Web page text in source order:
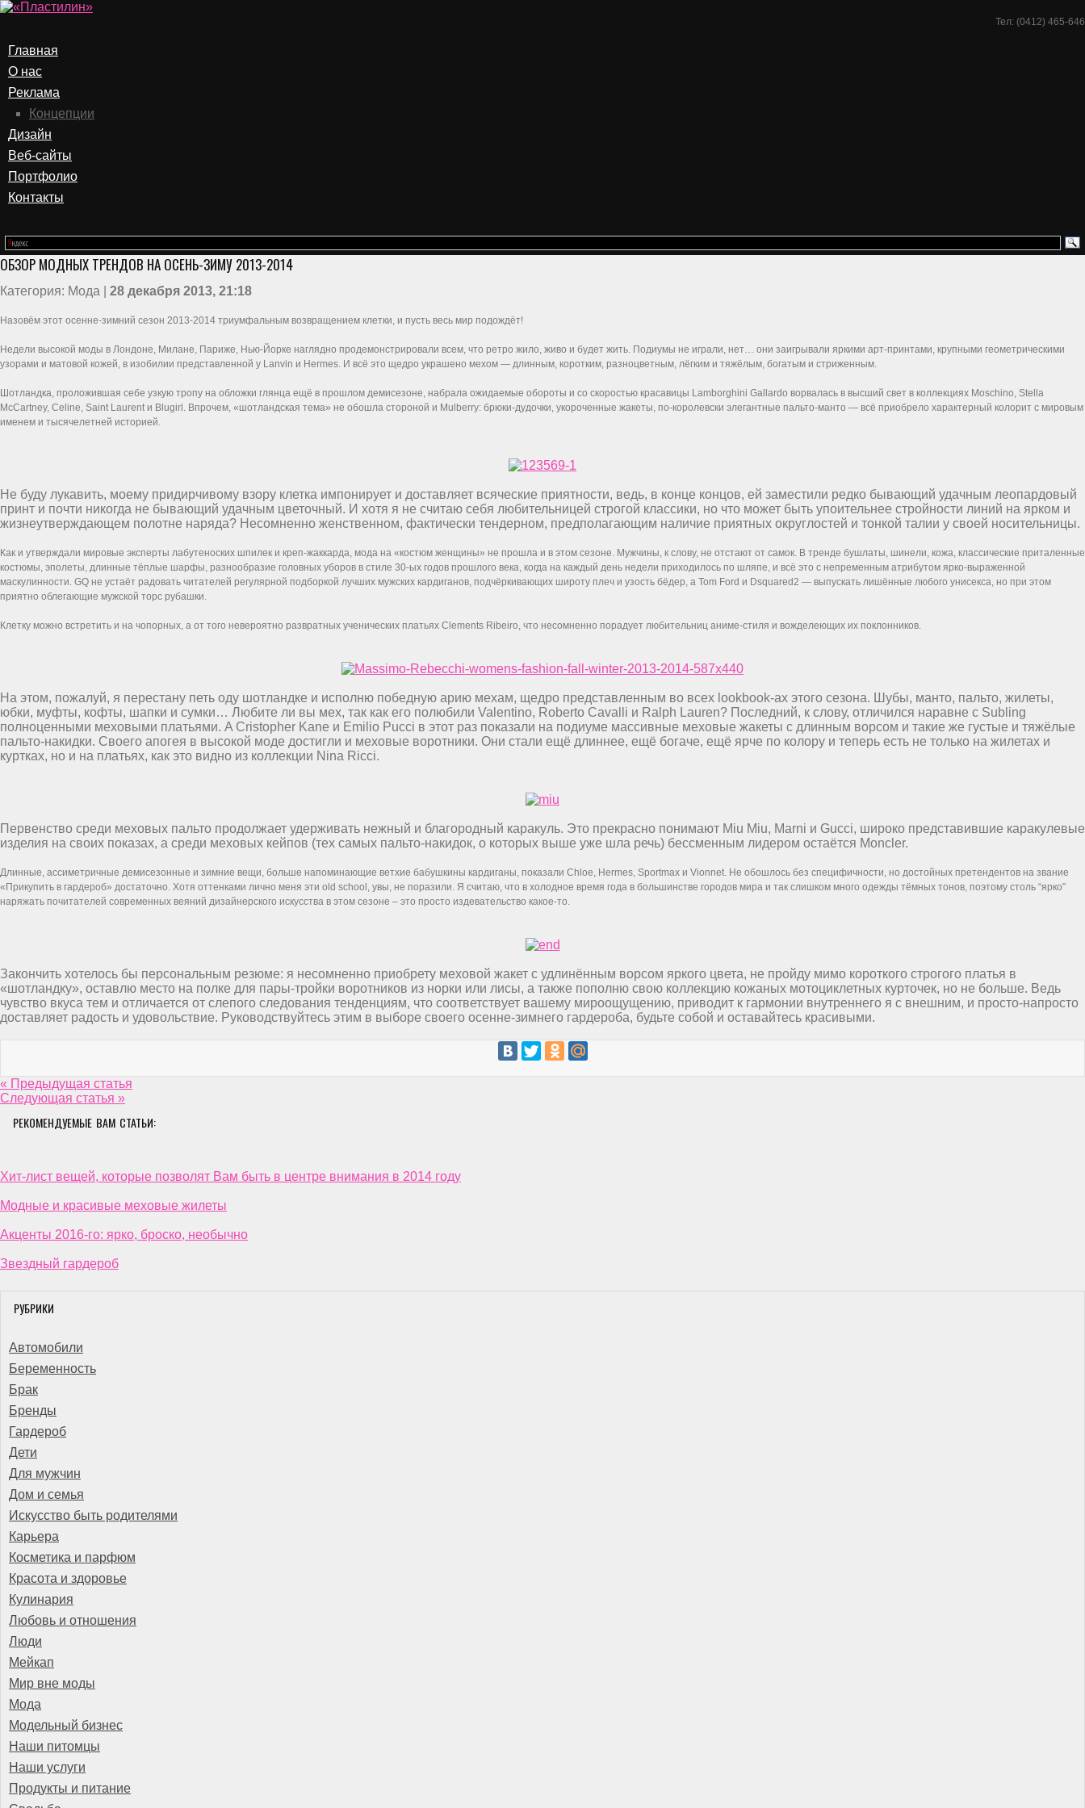
Тел: (0412) 465-646
Главная
О нас
Реклама
Концепции
Дизайн
Веб-сайты
Портфолио
Контакты
ОБЗОР МОДНЫХ ТРЕНДОВ НА ОСЕНЬ-ЗИМУ 2013-2014
Категория: Мода | 28 декабря 2013, 21:18
Назовём этот осенне-зимний сезон 2013-2014 триумфальным возвращением клетки, и пусть весь мир подождёт!
Недели высокой моды в Лондоне, Милане, Париже, Нью-Йорке наглядно продемонстрировали всем, что ретро жило, живо и будет жить. Подиумы не играли, нет… они заигрывали яркими арт-принтами, крупными геометрическими
узорами и матовой кожей, в изобилии представленной у Lanvin и Hermes. И всё это щедро украшено мехом — длинным, коротким, разноцветным, лёгким и тяжёлым, богатым и стриженным.
Шотландка, проложившая себе узкую тропу на обложки глянца ещё в прошлом демисезоне, набрала ожидаемые обороты и со скоростью красавицы Lamborghini Gallardo ворвалась в высший свет в коллекциях Moschino, Stella
McCartney, Celine, Saint Laurent и Blugirl. Впрочем, «шотландская тема» не обошла стороной и Mulberry: брюки-дудочки, укороченные жакеты, по-королевски элегантные пальто-манто — всё приобрело характерный колорит с мировым
именем и тысячелетней историей.
Не буду лукавить, моему придирчивому взору клетка импонирует и доставляет всяческие приятности, ведь, в конце концов, ей заместили редко бывающий удачным леопардовый
принт и почти никогда не бывающий удачным цветочный. И хотя я не считаю себя любительницей строгой классики, но что может быть упоительнее стройности линий на ярком и
жизнеутверждающем полотне наряда? Несомненно женственном, фактически тендерном, предполагающим наличие приятных округлостей и тонкой талии у своей носительницы.
Как и утверждали мировые эксперты лабутеноских шпилек и креп-жаккарда, мода на «костюм женщины» не прошла и в этом сезоне. Мужчины, к слову, не отстают от самок. В тренде бушлаты, шинели, кожа, классические приталенные
костюмы, эполеты, длинные тёплые шарфы, разнообразие головных уборов в стиле 30-ых годов прошлого века, когда на каждый день недели приходилось по шляпе, и всё это с непременным атрибутом ярко-выраженной
маскулинности. GQ не устаёт радовать читателей регулярной подборкой лучших мужских кардиганов, подчёркивающих широту плеч и узость бёдер, a Tom Ford и Dsquared2 — выпускать лишённые любого унисекса, но при этом
приятно облегающие мужской торс рубашки.
Клетку можно встретить и на чопорных, а от того невероятно развратных ученических платьях Clements Ribeiro, что несомненно порадует любительниц аниме-стиля и вожделеющих их поклонников.
На этом, пожалуй, я перестану петь оду шотландке и исполню победную арию мехам, щедро представленным во всех lookbook-ax этого сезона. Шубы, манто, пальто, жилеты,
юбки, муфты, кофты, шапки и сумки… Любите ли вы мех, так как его полюбили Valentino, Roberto Cavalli и Ralph Lauren? Последний, к слову, отличился наравне с Subling
полноценными меховыми платьями. A Cristopher Kane и Emilio Pucci в этот раз показали на подиуме массивные меховые жакеты с длинным ворсом и такие же густые и тяжёлые
пальто-накидки. Своего апогея в высокой моде достигли и меховые воротники. Они стали ещё длиннее, ещё богаче, ещё ярче по колору и теперь есть не только на жилетах и
куртках, но и на платьях, как это видно из коллекции Nina Ricci.
Первенство среди меховых пальто продолжает удерживать нежный и благородный каракуль. Это прекрасно понимают Miu Miu, Marni и Gucci, широко представившие каракулевые
изделия на своих показах, а среди меховых кейпов (тех самых пальто-накидок, о которых выше уже шла речь) бессменным лидером остаётся Moncler.
Длинные, ассиметричные демисезонные и зимние вещи, больше напоминающие ветхие бабушкины кардиганы, показали Chloe, Hermes, Sportmax и Vionnet. Не обошлось без специфичности, но достойных претендентов на звание
«Прикупить в гардероб» достаточно. Хотя оттенками лично меня эти old school, увы, не поразили. Я считаю, что в холодное время года в большинстве городов мира и так слишком много одежды тёмных тонов, поэтому столь “ярко”
наряжать почитателей современных веяний дизайнерского искусства в этом сезоне – это просто издевательство какое-то.
Закончить хотелось бы персональным резюме: я несомненно приобрету меховой жакет с удлинённым ворсом яркого цвета, не пройду мимо короткого строгого платья в
«шотландку», оставлю место на полке для пары-тройки воротников из норки или лисы, а также пополню свою коллекцию кожаных мотоциклетных курточек, но не больше. Ведь
чувство вкуса тем и отличается от слепого следования тенденциям, что соответствует вашему мироощущению, приводит к гармонии внутреннего я с внешним, и просто-напросто
доставляет радость и удовольствие. Руководствуйтесь этим в выборе своего осенне-зимнего гардероба, будьте собой и оставайтесь красивыми.
« Предыдущая статья
Следующая статья »
РЕКОМЕНДУЕМЫЕ ВАМ СТАТЬИ:
Хит-лист вещей, которые позволят Вам быть в центре внимания в 2014 году
Модные и красивые меховые жилеты
Акценты 2016-го: ярко, броско, необычно
Звездный гардероб
РУБРИКИ
Автомобили
Беременность
Брак
Бренды
Гардероб
Дети
Для мужчин
Дом и семья
Искусство быть родителями
Карьера
Косметика и парфюм
Красота и здоровье
Кулинария
Любовь и отношения
Люди
Мейкап
Мир вне моды
Мода
Модельный бизнес
Наши питомцы
Наши услуги
Продукты и питание